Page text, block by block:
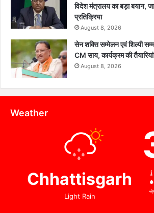
विदेश मंत्रालय का बड़ा बयान,
प्रतिक्रिया
August 8, 2026
सेन शक्ति सम्मेलन एवं शिल्पी
CM साय, कार्यक्रम की
August 8, 2026
Weather
Chhattisgarh
Light Rain